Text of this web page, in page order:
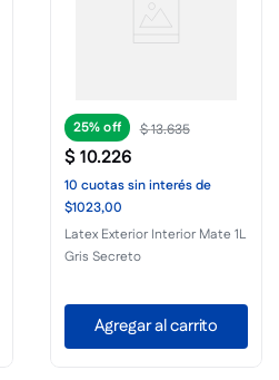
25% $13.635
$10.226
10 cuotassin interésde
$1023,00
Latex Exterior Interior Mate 1L
Gris Secreto
Agregar al carrito